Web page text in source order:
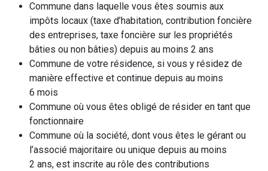
Commune dans laquelle vous êtes soumis aux
impôts locaux (taxe d’habitation, contribution foncière
des entreprises, taxe foncière sur les propriétés
bâties ou non bâties) depuis au moins 2 ans
Commune de votre résidence, si vous y résidez de
manière effective et continue depuis au moins
6 mois
Commune où vous êtes obligé de résider en tant que
fonctionnaire
Commune où la société, dont vous êtes le gérant ou
l’associé majoritaire ou unique depuis au moins
2 ans, est inscrite au rôle des contributions